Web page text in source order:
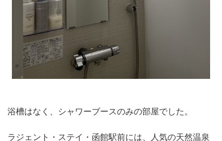
浴槽はなく、シャワーブースのみの部屋でした。
ラジェント・ステイ・函館駅前には、人気の天然温泉